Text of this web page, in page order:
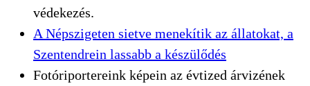
védekezés.
A Népszigeten sietve menekítik az állatokat, a
Szentendrein lassabb a készülődés
Fotóriportereink képein az évtized árvizének